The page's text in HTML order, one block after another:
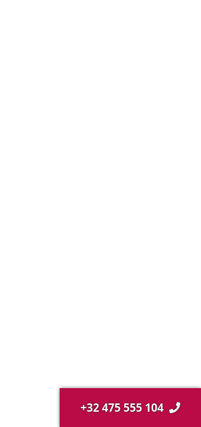
+32 475 555 104